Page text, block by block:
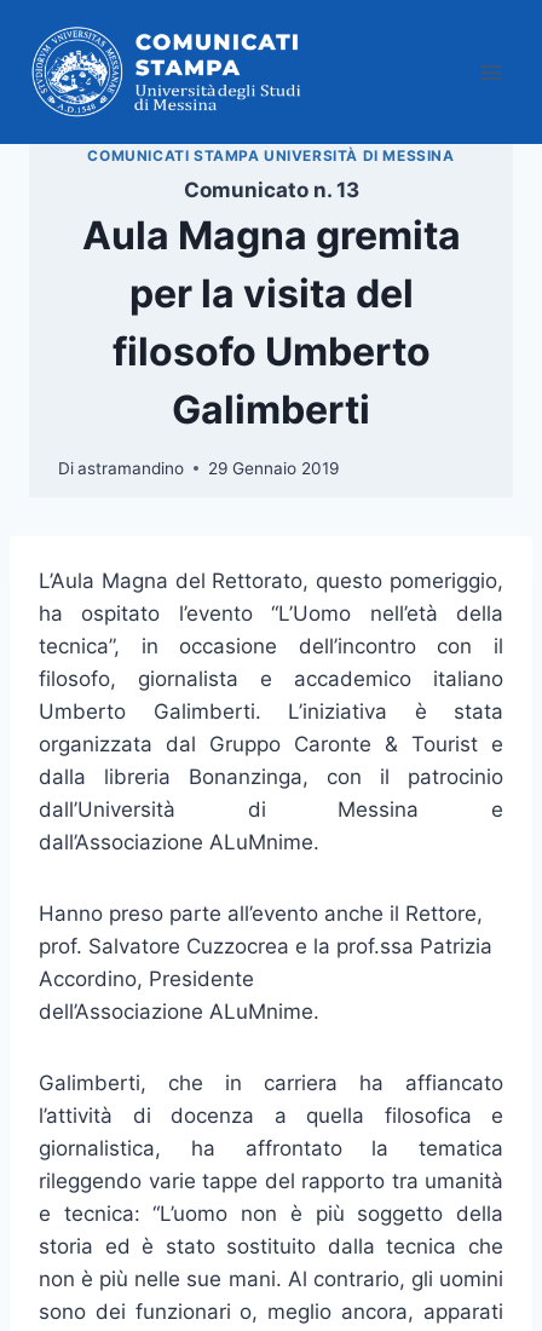
contenuto
COMUNICATI STAMPA UNIVERSITÀ DI MESSINA
Comunicato n. 13
Aula Magna gremita
per la visita del
filosofo Umberto
Galimberti
Diastramandino 29 Gennaio 2019
L’Aula Magna del Rettorato, questo pomeriggio,
ha ospitato l’evento “L’Uomo nell’età della
tecnica”, in occasione dell’incontro con il
filosofo, giornalista e accademico italiano
Umberto Galimberti. L’iniziativa è stata
organizzata dal Gruppo Caronte & Tourist e
dalla libreria Bonanzinga, con il patrocinio
dall’Università di Messina e
dall’Associazione ALuMnime.
Hanno preso parte all’evento anche il Rettore,
prof. Salvatore Cuzzocrea e la prof.ssa Patrizia
Accordino, Presidente
dell’Associazione ALuMnime.
Galimberti, che in carriera ha affiancato
l’attività di docenza a quella filosofica e
giornalistica, ha affrontato la tematica
rileggendo varie tappe del rapporto tra umanità
e tecnica: “L’uomo non è più soggetto della
storia ed è stato sostituito dalla tecnica che
non è più nelle sue mani. Al contrario, gli uomini
sono dei funzionari o, meglio ancora, apparati